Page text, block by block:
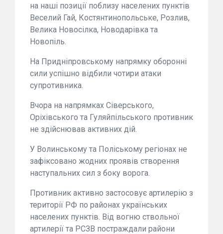
на наші позиції поблизу населених пунктів
Веселий Гай, Костянтинопольське, Розлив,
Велика Новосілка, Новодарівка та
Новопіль.
На Придніпровському напрямку оборонні
сили успішно відбили чотири атаки
супротивника.
Вчора на напрямках Сіверського,
Оріхівського та Гуляйпільського противник
не здійснював активних дій.
У Волинському та Поліському регіонах не
зафіксовано жодних проявів створення
наступальних сил з боку ворога.
Противник активно застосовує артилерію з
території РФ по районах українських
населених пунктів. Від вогню ствольної
артилерії та РСЗВ постраждали райони